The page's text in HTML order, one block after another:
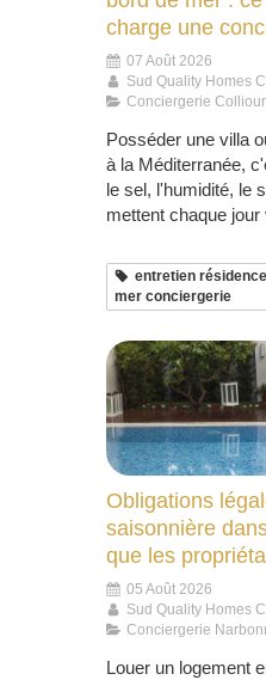
charge une
07 Août 2026
Sud Quality Homes
Conciergerie
Posséder une villa
à la Méditerranée,
le sel, l'humidité, le
mettent chaque jour
entretien
mer conciergerie
Obligations
saisonnière
que les
05 Août 2026
Sud Quality Homes
Conciergerie
Louer un logement